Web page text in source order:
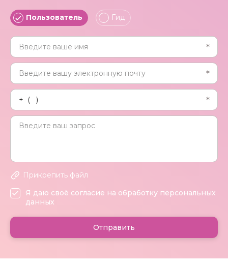
Пользователь Гид
Прикрепить файл
Я даю своё согласие на обработку персональных
данных
Отправить